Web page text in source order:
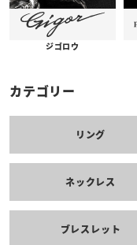
ジゴロウ
カテゴリー
リング
ネックレス
ブレスレット